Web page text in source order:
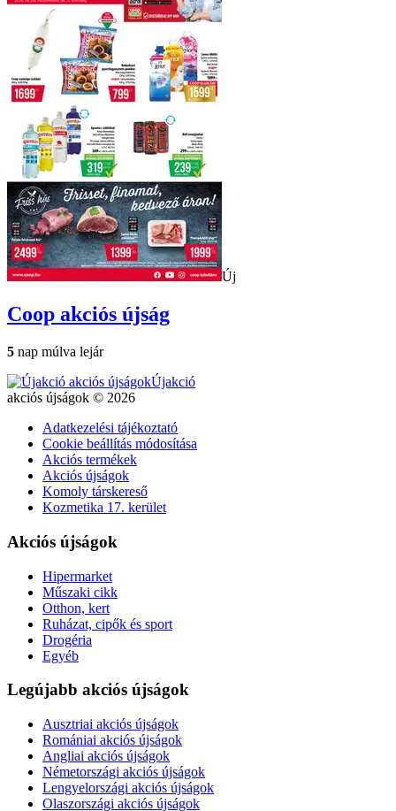
Új
Coop akciós újság
5 nap múlva lejár
Újakció
akciós újságok © 2026
Adatkezelési tájékoztató
Cookie beállítás módosítása
Akciós termékek
Akciós újságok
Komoly társkereső
Kozmetika 17. kerület
Akciós újságok
Hipermarket
Műszaki cikk
Otthon, kert
Ruházat, cipők és sport
Drogéria
Egyéb
Legújabb akciós újságok
Ausztriai akciós újságok
Romániai akciós újságok
Angliai akciós újságok
Németországi akciós újságok
Lengyelországi akciós újságok
Olaszországi akciós újságok